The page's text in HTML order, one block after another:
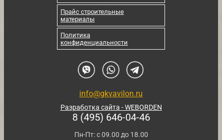
Прайс строительные
материалы
Политика
конфиденциальности
info@gkvavilon.ru
Разработка сайта - WEBORDEN
8 (495) 646-04-46
Пн-Пт: с 09.00 до 18.00